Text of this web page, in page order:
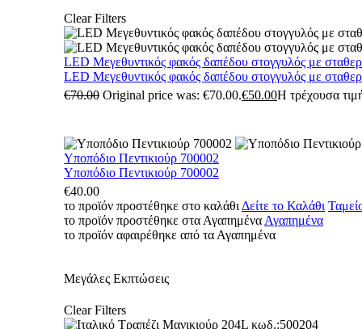
Clear Filters
LED Μεγεθυντικός φακός δαπέδου στογγυλός με
LED Μεγεθυντικός φακός δαπέδου στογγυλός με
€70.00 Original price was: €70.00.€50.00Η τρέχουσα
Υποπόδιο Πεντικιούρ 700002
Υποπόδιο Πεντικιούρ 700002
€40.00
το προϊόν προστέθηκε στο καλάθι Δείτε το Καλάθι
το προϊόν προστέθηκε στα Αγαπημένα Αγαπημένα
το προϊόν αφαιρέθηκε από τα Αγαπημένα
Μεγάλες Εκπτώσεις
Clear Filters